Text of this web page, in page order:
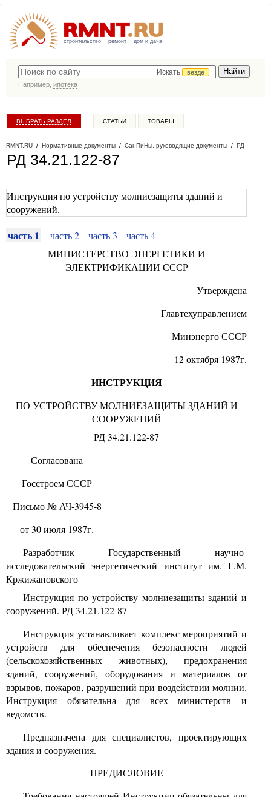
строительство ремонт дом и дача
Искать
везде
Например, ипотека
ВЫБРАТЬ РАЗДЕЛ СТАТЬИ ТОВАРЫ
RMNT.RU / Нормативные документы / СанПиНы, руководящие документы / РД
РД 34.21.122-87
Инструкция по устройству молниезащиты зданий и
сооружений.
часть 1 часть 2 часть 3
часть 4
МИНИСТЕРСТВО ЭНЕРГЕТИКИ И
ЭЛЕКТРИФИКАЦИИ СССР
Утверждена
Главтехуправлением
Минэнерго СССР
12 октября 1987г.
ИНСТРУКЦИЯ
ПО УСТРОЙСТВУ МОЛНИЕЗАЩИТЫ ЗДАНИЙ И
СООРУЖЕНИЙ
РД 34.21.122-87
Согласована
Госстроем СССР
Письмо № АЧ-3945-8
от 30 июля 1987г.
Разработчик Государственный научно-
исследовательский энергетический институт им. Г.М.
Кржижановского
Инструкция по устройству молниезащиты зданий и
сооружений. РД 34.21.122-87
Инструкция устанавливает комплекс мероприятий и
устройств для обеспечения безопасности людей
(сельскохозяйственных животных), предохранения
зданий, сооружений, оборудования и материалов от
взрывов, пожаров, разрушений при воздействии молнии.
Инструкция обязательна для всех министерств и
ведомств.
Предназначена для специалистов, проектирующих
здания и сооружения.
ПРЕДИСЛОВИЕ